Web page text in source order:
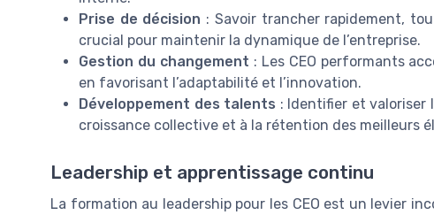
Prise de décision : Savoir trancher rapidement,
crucial pour maintenir la dynamique de l’entreprise.
Gestion du changement : Les CEO performants
en favorisant l’adaptabilité et l’innovation.
Développement des talents : Identifier et valoriser
croissance collective et à la rétention des meilleurs
Leadership et apprentissage continu
La formation au leadership pour les CEO est un levier